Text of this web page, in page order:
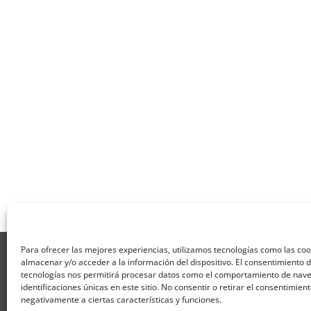
Para ofrecer las mejores experiencias, utilizamos tecnologías como las
almacenar y/o acceder a la información del dispositivo. El consentimiento
tecnologías nos permitirá procesar datos como el comportamiento de
identificaciones únicas en este sitio. No consentir o retirar el
negativamente a ciertas características y funciones.
Aviso Legal Política de Privacidad
Formulario de Datos necesarios para alta
Formulario de responsabilidad de APPCC
Encuesta
Contacto Centros